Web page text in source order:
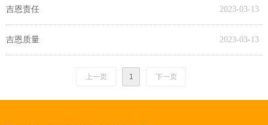
2023-03-13
吉恩责任
2023-03-13
吉恩质量
上一页 1 下一页